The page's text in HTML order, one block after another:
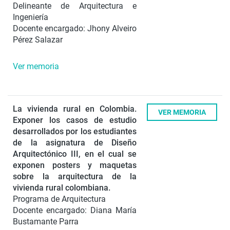
Delineante de Arquitectura e
Ingeniería
Docente encargado: Jhony Alveiro
Pérez Salazar
Ver memoria
La vivienda rural en Colombia.
Exponer los casos de estudio
desarrollados por los estudiantes
de la asignatura de Diseño
Arquitectónico III, en el cual se
exponen posters y maquetas
sobre la arquitectura de la
vivienda rural colombiana.
Programa de Arquitectura
Docente encargado: Diana María
Bustamante Parra
VER MEMORIA